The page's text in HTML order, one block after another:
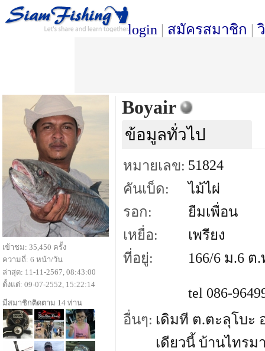
login | สมัครสมาชิก |
Boyair
ข้อมูลทั่วไป
หมายเลข: 51824
คันเบ็ด:
ไม้ไผ่
รอก:
ยืมเพื่อน
เหยื่อ:
เพรียง
ที่อยู่:
166/6 ม.6 ต
tel 086-
อื่นๆ: เดิมที ต.ตะลุโบะ
เดียวนี้ บ้านไทร
เข้าชม: 35,450 ครั้ง
ความถี่: 6 หน้า/วัน
ล่าสุด: 11-11-2567, 08:43:00
ตั้งแต่: 09-07-2552, 15:22:14
มีสมาชิกติดตาม 14 ท่าน